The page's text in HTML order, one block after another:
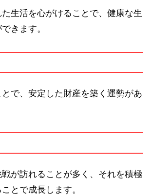
生活を心がけることで、健康な生
きます。
で、安定した財産を築く運勢があ
が訪れることが多く、それを積極
とで成長します。